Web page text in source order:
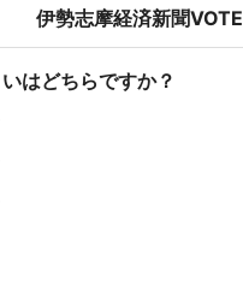
伊勢志摩経済新聞VOTE
はどちらですか？